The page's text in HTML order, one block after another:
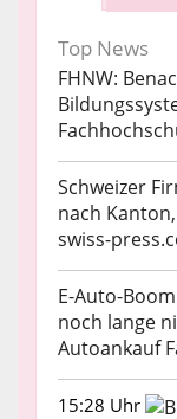
Top News
FHNW:
Schweizer
nach
swiss-
E-Auto-
noch lange
Autoankauf
15:28 Uhr